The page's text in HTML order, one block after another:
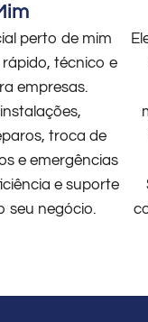
perto de mim
técnico e
empresas.
troca de
e emergências
e suporte
seu negócio.